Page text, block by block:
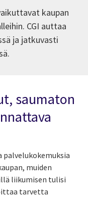
kaupan
CGI auttaa
ja jatkuvasti
saumaton
muiden
liikumisen tulisi
tarvetta